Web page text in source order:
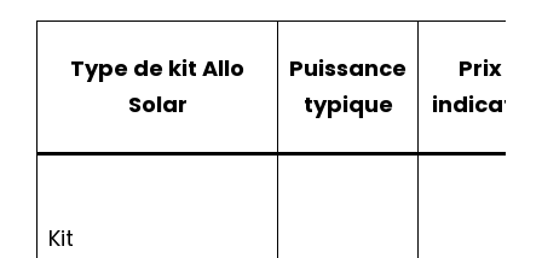
Type de kit Allo
Solar
Puissance
typique
Prix
indicatif
Kit